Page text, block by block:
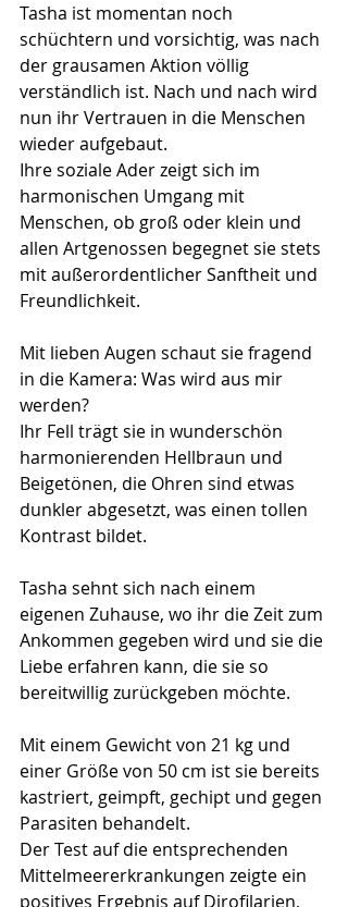
Tasha ist momentan noch
schüchtern und vorsichtig, was nach
der grausamen Aktion völlig
verständlich ist. Nach und nach wird
nun ihr Vertrauen in die Menschen
wieder aufgebaut.
Ihre soziale Ader zeigt sich im
harmonischen Umgang mit
Menschen, ob groß oder klein und
allen Artgenossen begegnet sie stets
mit außerordentlicher Sanftheit und
Freundlichkeit.
Mit lieben Augen schaut sie fragend
in die Kamera: Was wird aus mir
werden?
Ihr Fell trägt sie in wunderschön
harmonierenden Hellbraun und
Beigetönen, die Ohren sind etwas
dunkler abgesetzt, was einen tollen
Kontrast bildet.
Tasha sehnt sich nach einem
eigenen Zuhause, wo ihr die Zeit zum
Ankommen gegeben wird und sie die
Liebe erfahren kann, die sie so
bereitwillig zurückgeben möchte.
Mit einem Gewicht von 21 kg und
einer Größe von 50 cm ist sie bereits
kastriert, geimpft, gechipt und gegen
Parasiten behandelt.
Der Test auf die entsprechenden
Mittelmeererkrankungen zeigte ein
positives Ergebnis auf Dirofilarien,